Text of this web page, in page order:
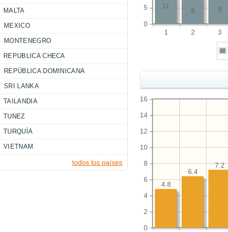
1 2 3
0
5 9
8
11
0
2
4
6
8
10
12
14
16
7.2
6.4
4.8
MALTA
MEXICO
MONTENEGRO
REPUBLICA CHECA
REPÚBLICA DOMINICANA
SRI LANKA
TAILANDIA
TUNEZ
TURQUÍA
VIETNAM
todos los países